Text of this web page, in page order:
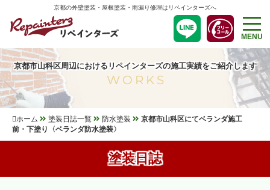
京都の外壁塗装・屋根塗装・雨漏り修理はリペインターズへ
MENU
京都市山科区周辺におけるリペインターズの施工実績をご紹介します
WORKS
ホーム 塗装日誌一覧 防水塗装
京都市山科区にてベランダ施工
前・下塗り〈ベランダ防水塗装〉
塗装日誌